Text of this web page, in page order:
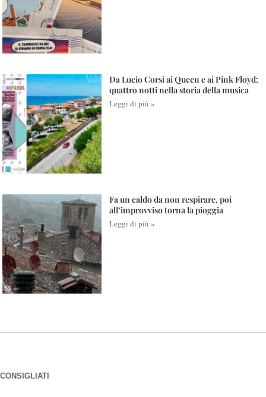
Da Lucio Corsi ai Queen e ai Pink Floyd:
quattro notti nella storia della musica
Leggi di più »
Fa un caldo da non respirare, poi
all’improvviso torna la pioggia
Leggi di più »
CONSIGLIATI